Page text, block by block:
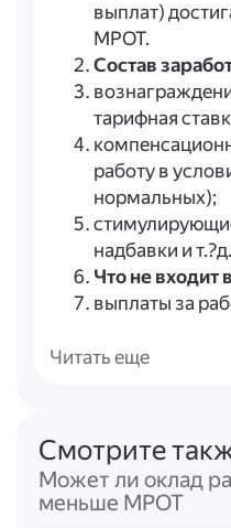
выплат)
МРОТ.
Состав
тарифная
работу в
нормальных);
надбавки и
Что не входит
выплаты за
(сверхурочная
расширение
увеличение
районные
Читать еще
Смотрите
Может ли оклад работника быть
меньше МРОТ